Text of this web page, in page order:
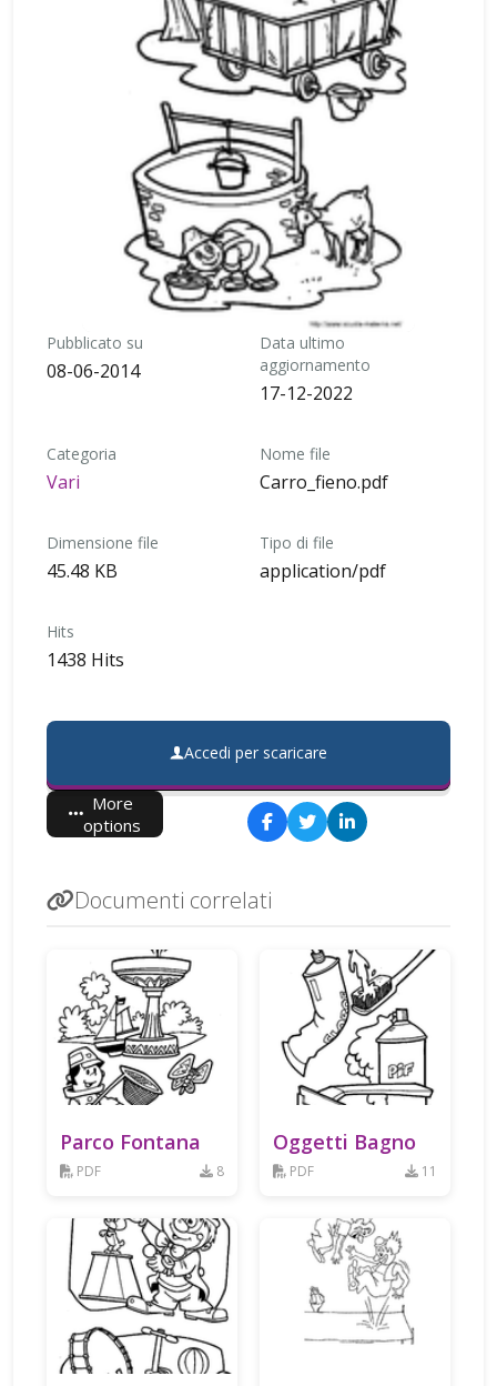
Pubblicato su
08-06-2014
Data ultimo
aggiornamento
17-12-2022
Categoria
Vari
Nome file
Carro_fieno.pdf
Dimensione file
45.48 KB
Tipo di file
application/pdf
Hits
1438 Hits
Accedi per scaricare
More
options
Documenti correlati
Parco Fontana
PDF 8
Oggetti Bagno
PDF 11